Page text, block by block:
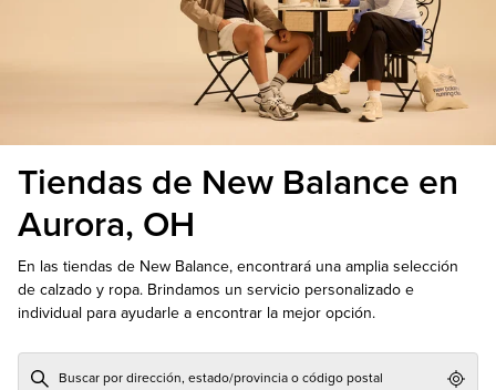
Tiendas de New Balance en
Aurora, OH
En las tiendas de New Balance, encontrará una amplia selección
de calzado y ropa. Brindamos un servicio personalizado e
individual para ayudarle a encontrar la mejor opción.